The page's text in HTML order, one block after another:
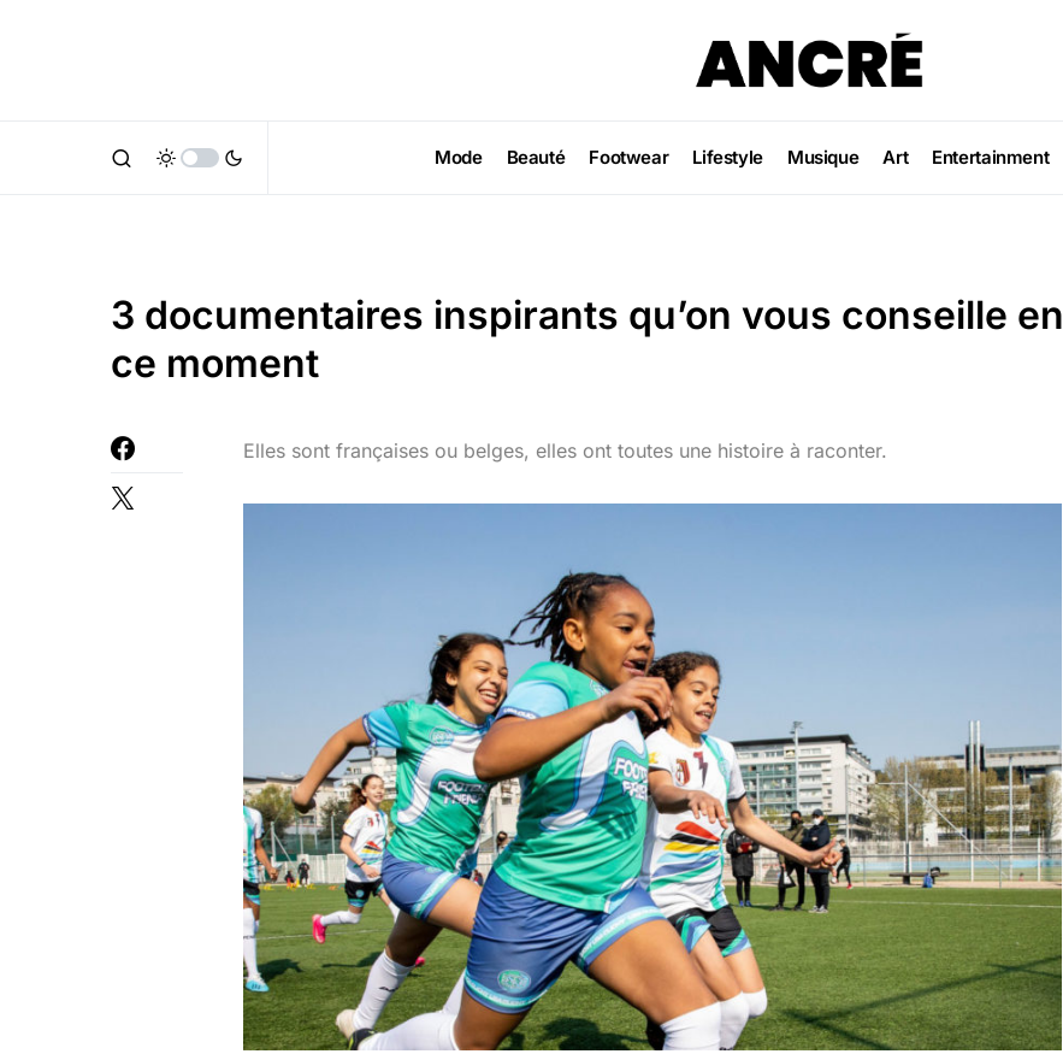
Mode Beauté Footwear Lifestyle Musique Art Entertainment
3 documentaires inspirants qu’on vous conseille en
ce moment
Elles sont françaises ou belges, elles ont toutes une histoire à raconter.